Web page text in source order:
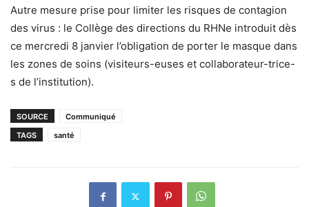
Autre mesure prise pour limiter les risques de contagion
des virus : le Collège des directions du RHNe introduit dès
ce mercredi 8 janvier l’obligation de porter le masque dans
les zones de soins (visiteurs-euses et collaborateur-trice-
s de l’institution).
SOURCE
Communiqué
TAGS
santé